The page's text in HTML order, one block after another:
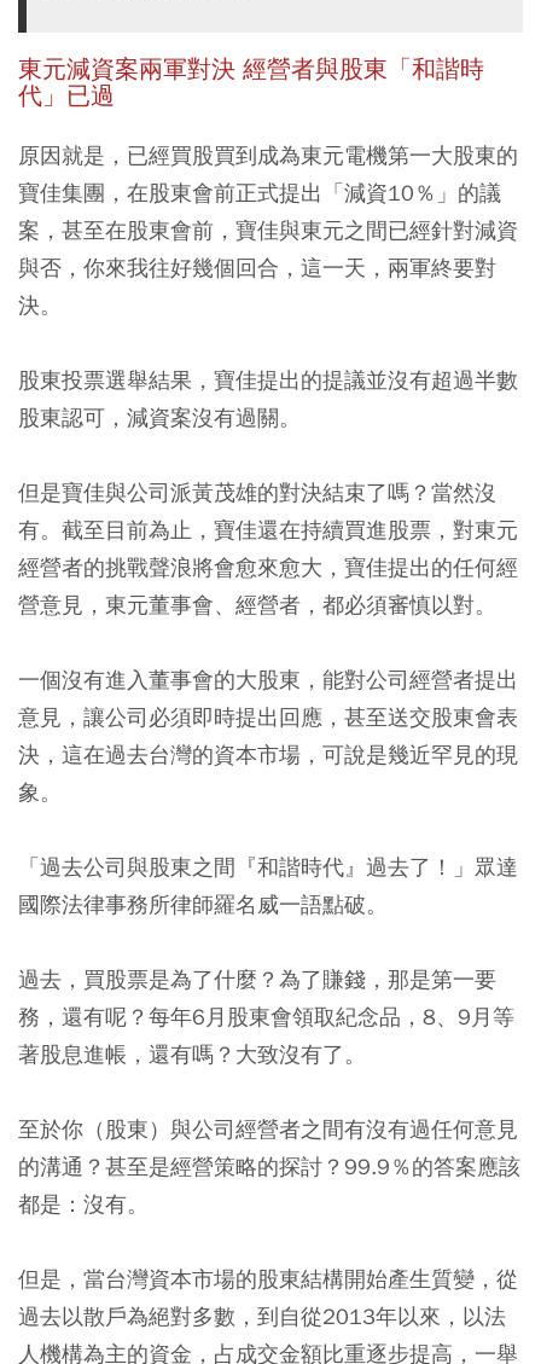
東元減資案兩軍對決 經營者與股東「和諧時
代」已過
原因就是，已經買股買到成為東元電機第一大股東的
寶佳集團，在股東會前正式提出「減資10％」的議
案，甚至在股東會前，寶佳與東元之間已經針對減資
與否，你來我往好幾個回合，這一天，兩軍終要對
決。
股東投票選舉結果，寶佳提出的提議並沒有超過半數
股東認可，減資案沒有過關。
但是寶佳與公司派黃茂雄的對決結束了嗎？當然沒
有。截至目前為止，寶佳還在持續買進股票，對東元
經營者的挑戰聲浪將會愈來愈大，寶佳提出的任何經
營意見，東元董事會、經營者，都必須審慎以對。
一個沒有進入董事會的大股東，能對公司經營者提出
意見，讓公司必須即時提出回應，甚至送交股東會表
決，這在過去台灣的資本市場，可說是幾近罕見的現
象。
「過去公司與股東之間『和諧時代』過去了！」眾達
國際法律事務所律師羅名威一語點破。
過去，買股票是為了什麼？為了賺錢，那是第一要
務，還有呢？每年6月股東會領取紀念品，8、9月等
著股息進帳，還有嗎？大致沒有了。
至於你（股東）與公司經營者之間有沒有過任何意見
的溝通？甚至是經營策略的探討？99.9％的答案應該
都是：沒有。
但是，當台灣資本市場的股東結構開始產生質變，從
過去以散戶為絕對多數，到自從2013年以來，以法
人機構為主的資金，占成交金額比重逐步提高，一舉